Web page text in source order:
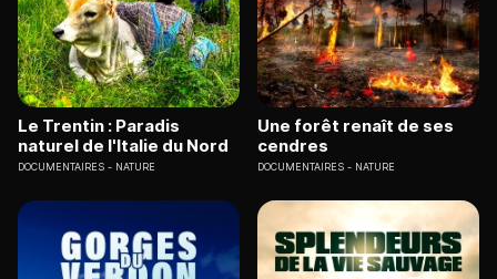
Le Trentin : Paradis
naturel de l'Italie du Nord
DOCUMENTAIRES NATURE
Une forêt renaît de ses
cendres
DOCUMENTAIRES NATURE